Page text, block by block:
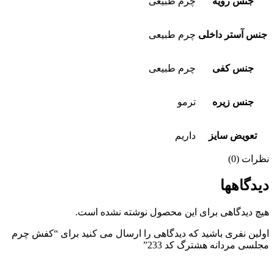
جنس آستر داخلی چرم طبیعی
جنس کفی چرم طبیعی
جنس زیره ترمو
تعویض سایز داریم
نظرات (0)
دیدگاهها
هیچ دیدگاهی برای این محصول نوشته نشده است.
اولین نفری باشید که دیدگاهی را ارسال می کنید برای “کفش چرم
مجلسی مردانه هشترگ کد 233”